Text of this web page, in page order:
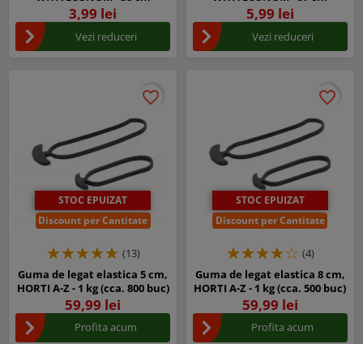
3,99 lei
Vezi reduceri
5,99 lei
Vezi reduceri
STOC EPUIZAT
Discount per Cantitate
favorite_border
favorite_border
(13)
Guma de legat elastica 5 cm,
HORTI A-Z - 1 kg (cca. 800 buc)
59,99 lei
Profita acum
STOC EPUIZAT
Discount per Cantitate
favorite_border
favorite_border
(4)
Guma de legat elastica 8 cm,
HORTI A-Z - 1 kg (cca. 500 buc)
59,99 lei
Profita acum